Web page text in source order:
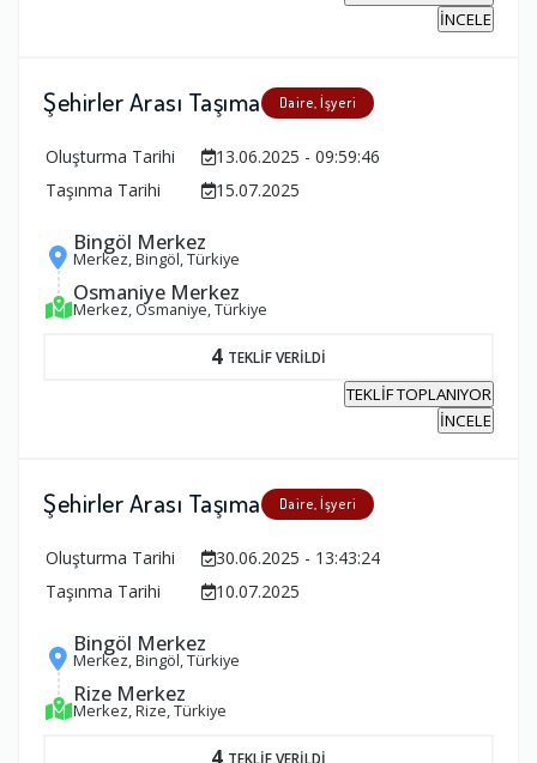
İNCELE
Şehirler Arası Taşıma Daire, İşyeri
Oluşturma Tarihi
13.06.2025 - 09:59:46
Taşınma Tarihi
15.07.2025
Bingöl Merkez
Merkez, Bingöl, Türkiye
Osmaniye Merkez
Merkez, Osmaniye, Türkiye
4 TEKLİF VERİLDİ
TEKLİF TOPLANIYOR
İNCELE
Şehirler Arası Taşıma Daire, İşyeri
Oluşturma Tarihi
30.06.2025 - 13:43:24
Taşınma Tarihi
10.07.2025
Bingöl Merkez
Merkez, Bingöl, Türkiye
Rize Merkez
Merkez, Rize, Türkiye
4 TEKLİF VERİLDİ